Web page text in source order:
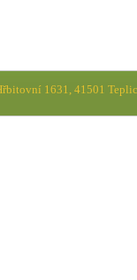
1631, 41501